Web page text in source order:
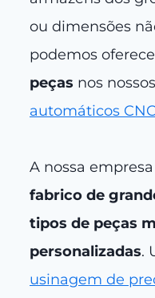
ou dimensões
podemos
peças nos
automáticos CNC
A nossa
fabrico de
tipos de peças
personalizadas.
usinagem de